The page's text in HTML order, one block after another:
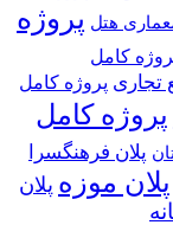
هتل پروژه
کامل
تجاری پروژه کامل
پروژه کامل
پلان فرهنگسرا
پلان موزه پلان